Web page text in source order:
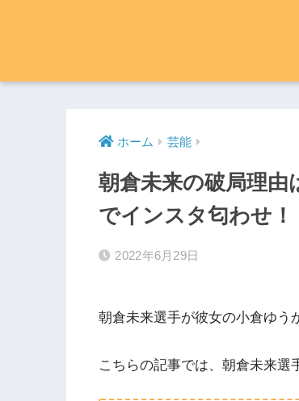
ホーム 芸能
朝倉未来の破局理由
でインスタ匂わせ！
2022年6月29日
朝倉未来選手が彼女の小倉ゆう
こちらの記事では、朝倉未来選